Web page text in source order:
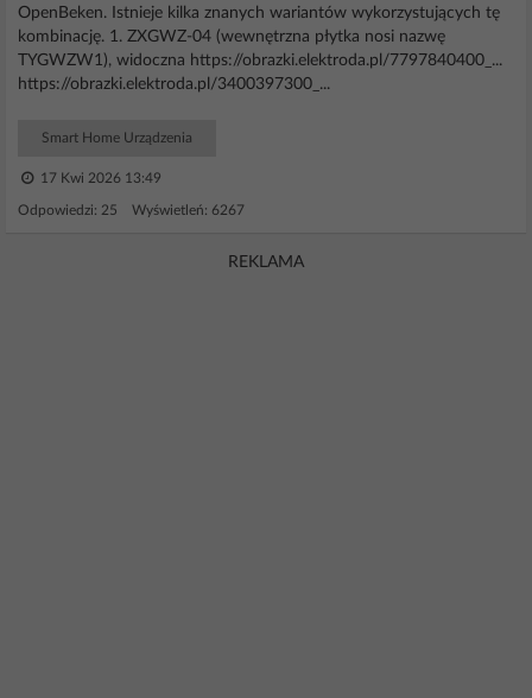
OpenBeken. Istnieje kilka znanych wariantów wykorzystujących tę
kombinację. 1. ZXGWZ-04 (wewnętrzna płytka nosi nazwę
TYGWZW1), widoczna https://obrazki.elektroda.pl/7797840400_...
https://obrazki.elektroda.pl/3400397300_...
Smart Home Urządzenia
17 Kwi 2026 13:49
Odpowiedzi: 25 Wyświetleń: 6267
REKLAMA